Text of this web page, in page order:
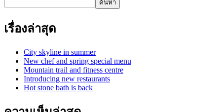
ค้นหา
เรื่องล่าสุด
City skyline in summer
New chef and spring special menu
Mountain trail and fitness centre
Introducing new restaurants
Hot stone bath is back